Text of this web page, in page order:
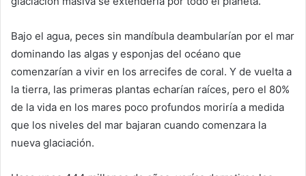
Bajo el agua, peces sin mandíbula deambularían por el mar
dominando las algas y esponjas del océano que
comenzarían a vivir en los arrecifes de coral. Y de vuelta a
la tierra, las primeras plantas echarían raíces, pero el 80%
de la vida en los mares poco profundos moriría a medida
que los niveles del mar bajaran cuando comenzara la
nueva glaciación.